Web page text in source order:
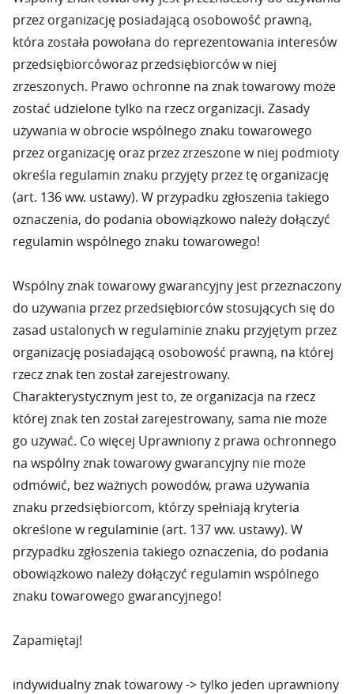
przez organizację posiadającą osobowość prawną,
która została powołana do reprezentowania interesów
przedsiębiorcóworaz przedsiębiorców w niej
zrzeszonych. Prawo ochronne na znak towarowy może
zostać udzielone tylko na rzecz organizacji. Zasady
używania w obrocie wspólnego znaku towarowego
przez organizację oraz przez zrzeszone w niej podmioty
określa regulamin znaku przyjęty przez tę organizację
(art. 136 ww. ustawy). W przypadku zgłoszenia takiego
oznaczenia, do podania obowiązkowo należy dołączyć
regulamin wspólnego znaku towarowego!
Wspólny znak towarowy gwarancyjny jest przeznaczony
do używania przez przedsiębiorców stosujących się do
zasad ustalonych w regulaminie znaku przyjętym przez
organizację posiadającą osobowość prawną, na której
rzecz znak ten został zarejestrowany.
Charakterystycznym jest to, że organizacja na rzecz
której znak ten został zarejestrowany, sama nie może
go używać. Co więcej Uprawniony z prawa ochronnego
na wspólny znak towarowy gwarancyjny nie może
odmówić, bez ważnych powodów, prawa używania
znaku przedsię­biorcom, którzy spełniają kryteria
określone w regulaminie (art. 137 ww. ustawy). W
przypadku zgłoszenia takiego oznaczenia, do podania
obowiązkowo należy dołączyć regulamin wspólnego
znaku towarowego gwarancyjnego!
Zapamiętaj!
indywidualny znak towarowy -> tylko jeden uprawniony